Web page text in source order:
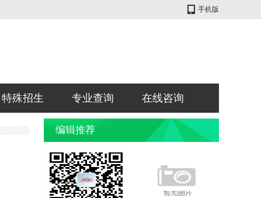
手机版
特殊招生 专业查询 在线咨询
编辑推荐